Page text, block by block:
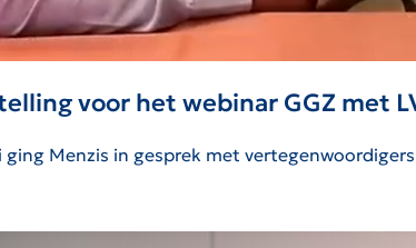
voor het webinar GGZ met
ging Menzis in gesprek met